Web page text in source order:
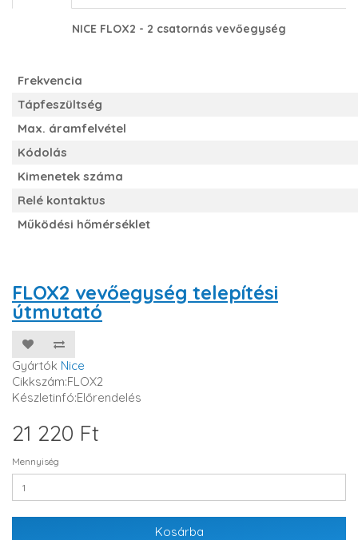
NICE FLOX2 - 2 csatornás vevőegység
Frekvencia
Tápfeszültség
Max. áramfelvétel
Kódolás
Kimenetek száma
Relé kontaktus
Működési hőmérséklet
FLOX2 vevőegység telepítési
útmutató
Gyártók Nice
Cikkszám:FLOX2
Készletinfó:Előrendelés
21 220 Ft
Mennyiség
Kosárba